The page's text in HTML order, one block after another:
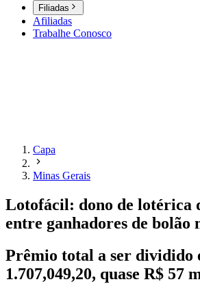
Filiadas
Afiliadas
Trabalhe Conosco
Capa
Minas Gerais
Lotofácil: dono de lotérica
entre ganhadores de
Prêmio total a ser dividido
1.707,049,20, quase R$ 57